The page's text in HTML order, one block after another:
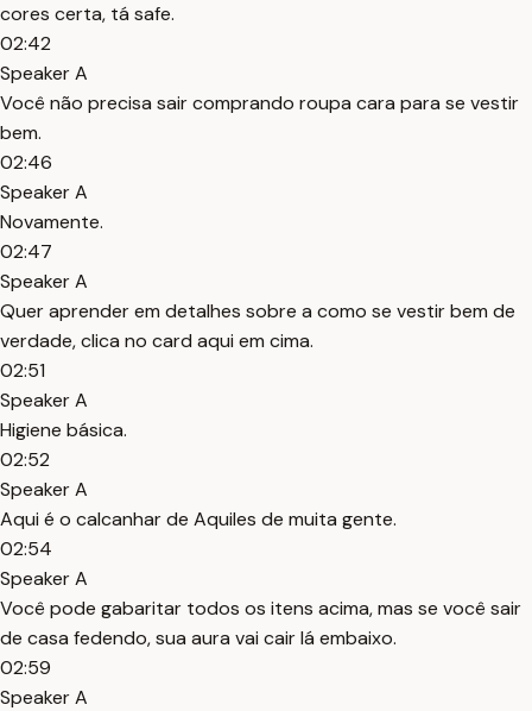
cores certa, tá safe.
02:42
Speaker A
Você não precisa sair comprando roupa cara para se vestir
bem.
02:46
Speaker A
Novamente.
02:47
Speaker A
Quer aprender em detalhes sobre a como se vestir bem de
verdade, clica no card aqui em cima.
02:51
Speaker A
Higiene básica.
02:52
Speaker A
Aqui é o calcanhar de Aquiles de muita gente.
02:54
Speaker A
Você pode gabaritar todos os itens acima, mas se você sair
de casa fedendo, sua aura vai cair lá embaixo.
02:59
Speaker A